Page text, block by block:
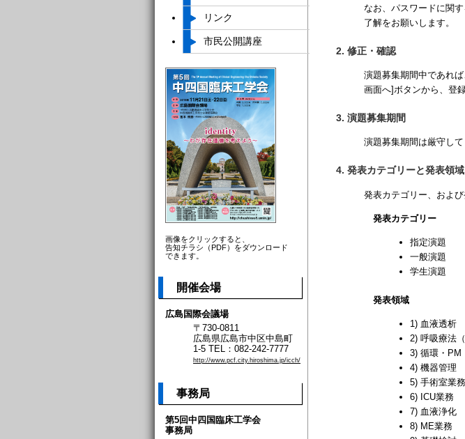
なお、パスワードに関
了解をお願いします。
2. 修正・確認
演題募集期間中であれ
画面へ]ボタンから、登
3. 演題募集期間
演題募集期間は厳守し
4. 発表カテゴリーと発表領域
発表カテゴリー、およ
発表カテゴリー
指定演題
一般演題
学生演題
発表領域
1) 血液透析
2) 呼吸療法
3) 循環・PM
4) 機器管理
5) 手術室業務
6) ICU業務
7) 血液浄化
8) ME業務
リンク
市民公開講座
画像をクリックすると、
告知チラシ（PDF）をダウンロード
できます。
開催会場
広島国際会議場
〒730-0811
広島県広島市中区中島町
1-5 TEL：082-242-7777
http://www.pcf.city.hiroshima.jp/icch/
事務局
第5回中四国臨床工学会
事務局